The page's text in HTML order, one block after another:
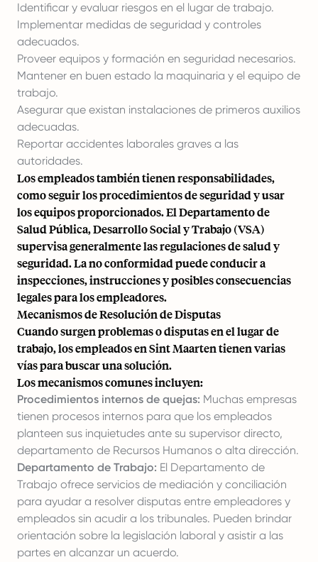
Identificar y evaluar riesgos en el lugar de trabajo.
Implementar medidas de seguridad y controles
adecuados.
Proveer equipos y formación en seguridad necesarios.
Mantener en buen estado la maquinaria y el equipo de
trabajo.
Asegurar que existan instalaciones de primeros auxilios
adecuadas.
Reportar accidentes laborales graves a las
autoridades.
Los empleados también tienen responsabilidades,
como seguir los procedimientos de seguridad y usar
los equipos proporcionados. El Departamento de
Salud Pública, Desarrollo Social y Trabajo (VSA)
supervisa generalmente las regulaciones de salud y
seguridad. La no conformidad puede conducir a
inspecciones, instrucciones y posibles consecuencias
legales para los empleadores.
Mecanismos de Resolución de Disputas
Cuando surgen problemas o disputas en el lugar de
trabajo, los empleados en Sint Maarten tienen varias
vías para buscar una solución.
Los mecanismos comunes incluyen:
Procedimientos internos de quejas: Muchas empresas
tienen procesos internos para que los empleados
planteen sus inquietudes ante su supervisor directo,
departamento de Recursos Humanos o alta dirección.
Departamento de Trabajo: El Departamento de
Trabajo ofrece servicios de mediación y conciliación
para ayudar a resolver disputas entre empleadores y
empleados sin acudir a los tribunales. Pueden brindar
orientación sobre la legislación laboral y asistir a las
partes en alcanzar un acuerdo.